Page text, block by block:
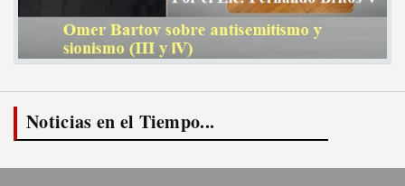
Noticias en el Tiempo...